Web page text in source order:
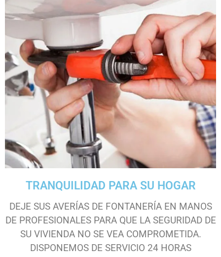
TRANQUILIDAD PARA SU HOGAR
DEJE SUS AVERÍAS DE FONTANERÍA EN MANOS
DE PROFESIONALES PARA QUE LA SEGURIDAD DE
SU VIVIENDA NO SE VEA COMPROMETIDA.
DISPONEMOS DE SERVICIO 24 HORAS